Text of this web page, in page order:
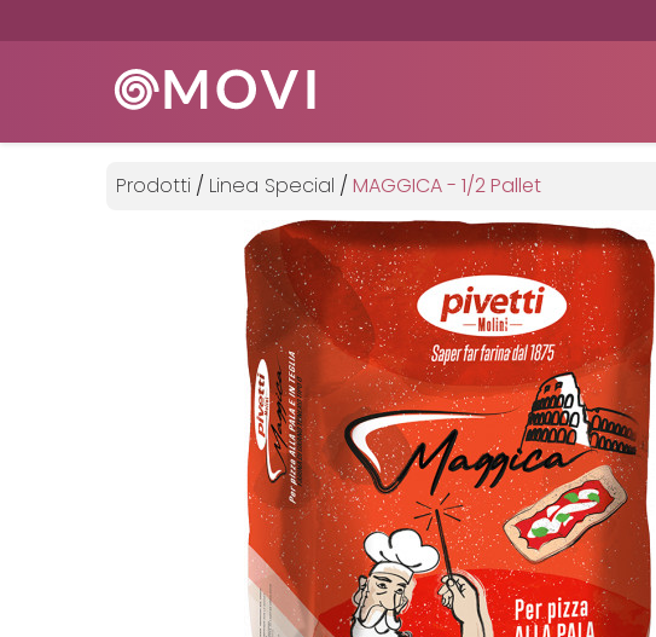
Prodotti / Linea Special / MAGGICA - 1/2 Pallet